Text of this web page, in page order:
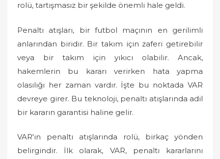
rolü, tartışmasız bir şekilde önemli hale geldi.
Penaltı atışları, bir futbol maçının en gerilimli
anlarından biridir. Bir takım için zaferi getirebilir
veya bir takım için yıkıcı olabilir. Ancak,
hakemlerin bu kararı verirken hata yapma
olasılığı her zaman vardır. İşte bu noktada VAR
devreye girer. Bu teknoloji, penaltı atışlarında adil
bir kararın garantisi haline gelir.
VAR'ın penaltı atışlarında rolü, birkaç yönden
belirgindir. İlk olarak, VAR, penaltı kararlarını